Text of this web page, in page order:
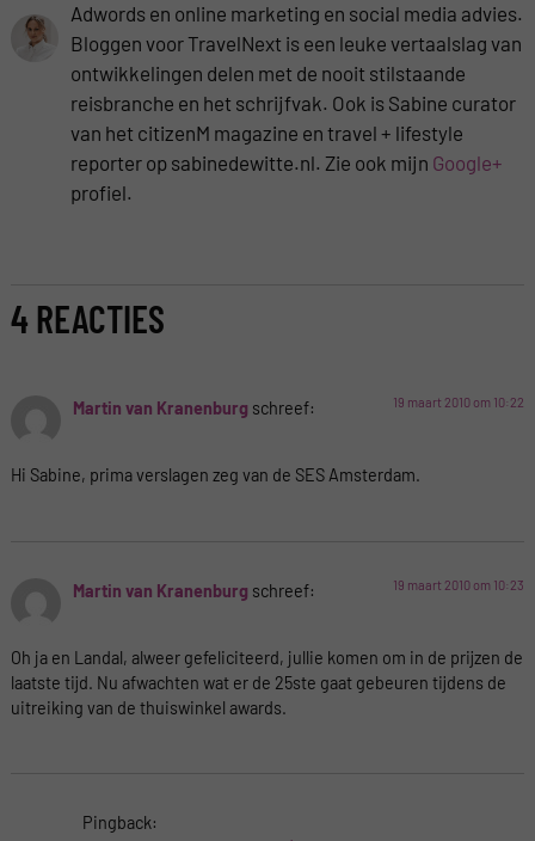
Adwords en online marketing en social media advies.
Bloggen voor TravelNext is een leuke vertaalslag van
ontwikkelingen delen met de nooit stilstaande
reisbranche en het schrijfvak. Ook is Sabine curator
van het citizenM magazine en travel + lifestyle
reporter op sabinedewitte.nl. Zie ook mijn Google+
profiel.
4 REACTIES
Martin van Kranenburg schreef: 19 maart 2010 om 10:22
Hi Sabine, prima verslagen zeg van de SES Amsterdam.
Martin van Kranenburg schreef: 19 maart 2010 om 10:23
Oh ja en Landal, alweer gefeliciteerd, jullie komen om in de prijzen de
laatste tijd. Nu afwachten wat er de 25ste gaat gebeuren tijdens de
uitreiking van de thuiswinkel awards.
Pingback: